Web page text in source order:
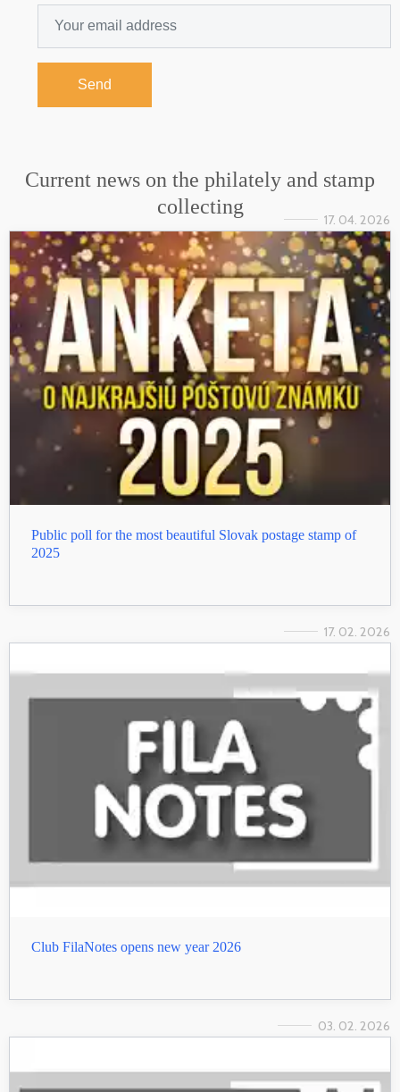
Send
Current news on the philately and stamp
collecting
17. 04. 2026
Public poll for the most beautiful Slovak postage stamp of
2025
17. 02. 2026
Club FilaNotes opens new year 2026
03. 02. 2026